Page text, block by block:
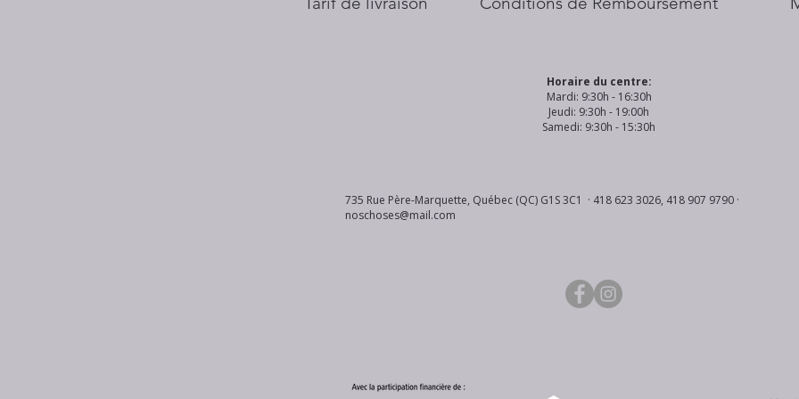
Horaire du centre:
Mardi: 9:30h - 16:30h
Jeudi: 9:30h - 19:00h
Samedi: 9:30h - 15:30h
735 Rue Père-Marquette, Québec (QC) G1S 3C1 · 418 623 3026, 418 907 9790 ·
noschoses@mail.com